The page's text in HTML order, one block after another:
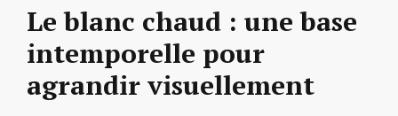
Le blanc chaud : une base
intemporelle pour
agrandir visuellement